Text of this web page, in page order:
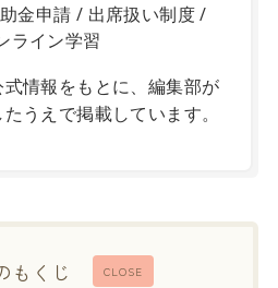
金申請 / 出席扱い制度 /
ライン学習
情報をもとに、編集部が
うえで掲載しています。
CLOSE
もくじ